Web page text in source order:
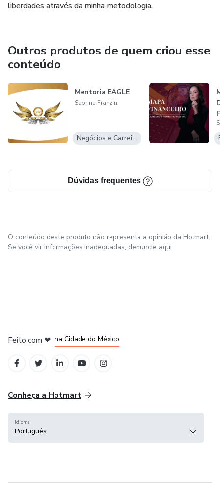
liberdades através da minha metodologia.
Outros produtos de quem criou esse
conteúdo
Mentoria EAGLE
Sabrina Franzin
Negócios e Carreira
Dúvidas frequentes
O conteúdo deste produto não representa a opinião da Hotmart.
Se você vir informações inadequadas, denuncie aqui
Feito com ❤ na Cidade do México
Conheça a Hotmart
Idioma
Português